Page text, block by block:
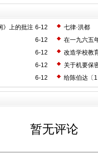
6-12
》上的批注
七律·洪都
6-12
在一九六五
6-12
改造学校教
6-12
关于机要保
6-12
给陈伯达〔
暂无评论